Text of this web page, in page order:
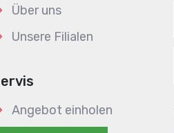
Über uns
Unsere Filialen
Angebot einholen